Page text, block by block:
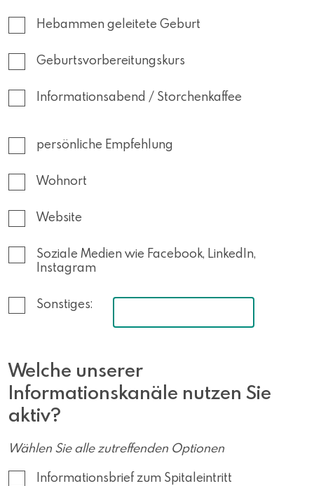
Hebammen geleitete Geburt
Geburtsvorbereitungskurs
Informationsabend / Storchenkaffee
persönliche Empfehlung
Wohnort
Website
Soziale Medien wie Facebook, LinkedIn,
Instagram
Sonstiges:
Welche unserer
Informationskanäle nutzen Sie
aktiv?
Wählen Sie alle zutreffenden Optionen
Informationsbrief zum Spitaleintritt